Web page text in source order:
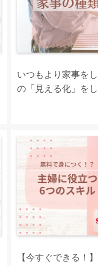
いつもより家事を
の「見える化」をし
【今すぐできる！